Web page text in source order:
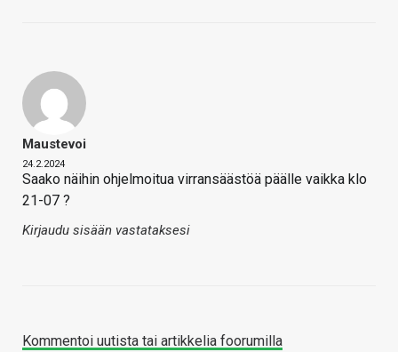
Maustevoi
24.2.2024
Saako näihin ohjelmoitua virransäästöä päälle vaikka klo
21-07 ?
Kirjaudu sisään vastataksesi
Kommentoi uutista tai artikkelia foorumilla